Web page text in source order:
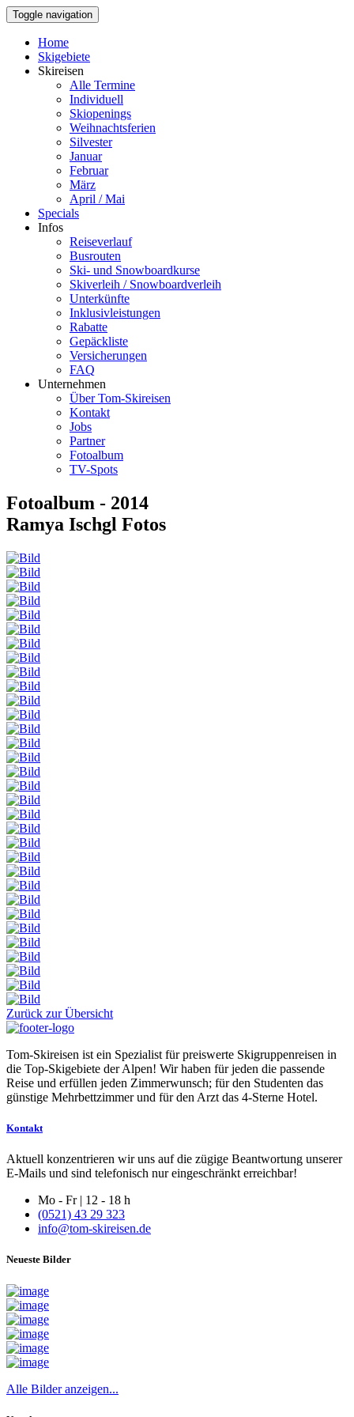
Toggle navigation
Home
Skigebiete
Skireisen
Alle Termine
Individuell
Skiopenings
Weihnachtsferien
Silvester
Januar
Februar
März
April / Mai
Specials
Infos
Reiseverlauf
Busrouten
Ski- und Snowboardkurse
Skiverleih / Snowboardverleih
Unterkünfte
Inklusivleistungen
Rabatte
Gepäckliste
Versicherungen
FAQ
Unternehmen
Über Tom-Skireisen
Kontakt
Jobs
Partner
Fotoalbum
TV-Spots
Fotoalbum - 2014
Ramya Ischgl Fotos
Zurück zur Übersicht
Tom-Skireisen ist ein Spezialist für preiswerte Skigruppenreisen in
die Top-Skigebiete der Alpen! Wir haben für jeden die passende
Reise und erfüllen jeden Zimmerwunsch; für den Studenten das
günstige Mehrbettzimmer und für den Arzt das 4-Sterne Hotel.
Kontakt
Aktuell konzentrieren wir uns auf die zügige Beantwortung unserer
E-Mails und sind telefonisch nur eingeschränkt erreichbar!
Mo - Fr | 12 - 18 h
(0521) 43 29 323
info@tom-skireisen.de
Neueste Bilder
Alle Bilder anzeigen...